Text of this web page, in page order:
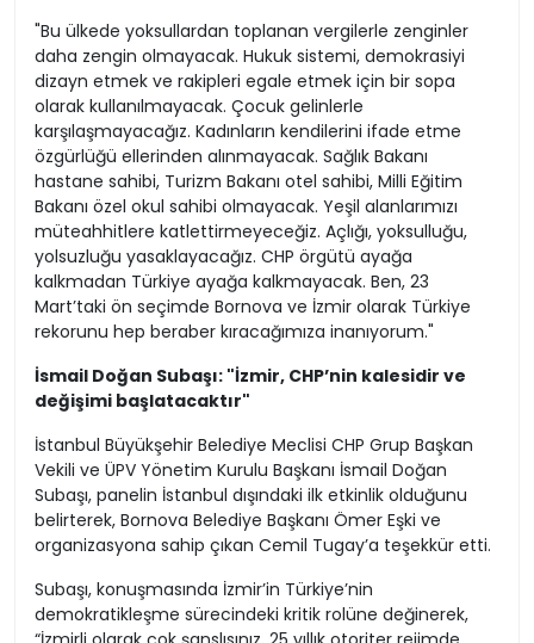
"Bu ülkede yoksullardan toplanan vergilerle zenginler
daha zengin olmayacak. Hukuk sistemi, demokrasiyi
dizayn etmek ve rakipleri egale etmek için bir sopa
olarak kullanılmayacak. Çocuk gelinlerle
karşılaşmayacağız. Kadınların kendilerini ifade etme
özgürlüğü ellerinden alınmayacak. Sağlık Bakanı
hastane sahibi, Turizm Bakanı otel sahibi, Milli Eğitim
Bakanı özel okul sahibi olmayacak. Yeşil alanlarımızı
müteahhitlere katlettirmeyeceğiz. Açlığı, yoksulluğu,
yolsuzluğu yasaklayacağız. CHP örgütü ayağa
kalkmadan Türkiye ayağa kalkmayacak. Ben, 23
Mart’taki ön seçimde Bornova ve İzmir olarak Türkiye
rekorunu hep beraber kıracağımıza inanıyorum."
İsmail Doğan Subaşı: "İzmir, CHP’nin kalesidir ve
değişimi başlatacaktır"
İstanbul Büyükşehir Belediye Meclisi CHP Grup Başkan
Vekili ve ÜPV Yönetim Kurulu Başkanı İsmail Doğan
Subaşı, panelin İstanbul dışındaki ilk etkinlik olduğunu
belirterek, Bornova Belediye Başkanı Ömer Eşki ve
organizasyona sahip çıkan Cemil Tugay’a teşekkür etti.
Subaşı, konuşmasında İzmir’in Türkiye’nin
demokratikleşme sürecindeki kritik rolüne değinerek,